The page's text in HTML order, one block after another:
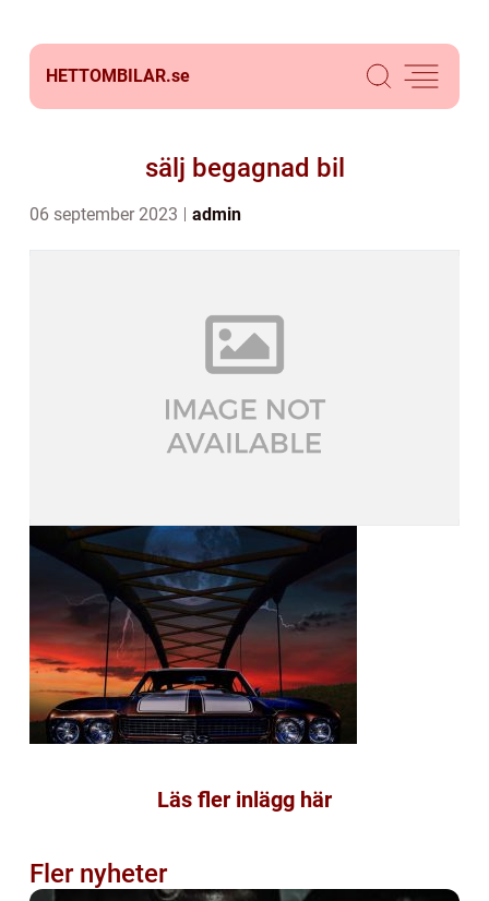
HETTOMBILAR.se
sälj begagnad bil
06 september 2023 admin
Läs fler inlägg här
Fler nyheter